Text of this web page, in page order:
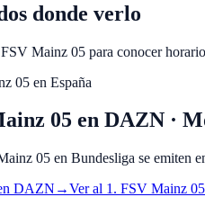
donde verlo
Mainz 05 para conocer
05 en España
05 en DAZN ·
05 en Bundesliga se emiten
DAZN →Ver al 1. FSV Mainz 05